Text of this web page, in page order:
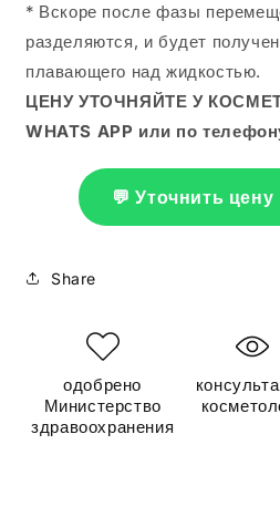
* Вскоре после фазы
разделяются, и будет
плавающего над жидкостью.
ЦЕНУ УТОЧНЯЙТЕ У
WHATS APP или по
💬 Уточнить
Share
одобрено
Министерство
здравоохранения